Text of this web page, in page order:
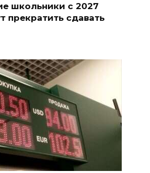
школьники с 2027
прекратить сдавать